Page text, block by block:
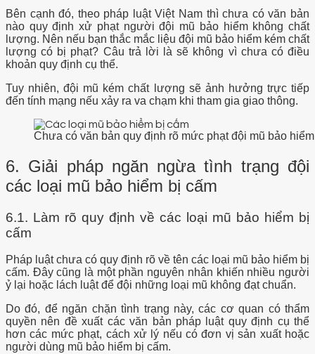
Bên cạnh đó, theo pháp luật Việt Nam thì chưa có văn bản
nào quy định xử phạt người đội mũ bảo hiểm không chất
lượng. Nên nếu bạn thắc mắc liệu đội mũ bảo hiểm kém chất
lượng có bị phạt? Câu trả lời là sẽ không vì chưa có điều
khoản quy định cụ thể.
Tuy nhiên, đội mũ kém chất lượng sẽ ảnh hưởng trực tiếp
đến tính mạng nếu xảy ra va chạm khi tham gia giao thông.
Chưa có văn bản quy định rõ mức phạt đội mũ bảo
6. Giải pháp ngăn ngừa tình trạng đội
các loại mũ bảo hiểm bị cấm
6.1. Làm rõ quy định về các loại mũ bảo hiểm bị
cấm
Pháp luật chưa có quy định rõ về tên các loại mũ bảo hiểm bị
cấm. Đây cũng là một phần nguyên nhân khiến nhiều người
ỷ lại hoặc lách luật để đội những loại mũ không đạt chuẩn.
Do đó, để ngăn chặn tình trạng này, các cơ quan có thẩm
quyền nên đề xuất các văn bản pháp luật quy định cụ thể
hơn các mức phạt, cách xử lý nếu có đơn vị sản xuất hoặc
người dùng mũ bảo hiểm bị cấm.